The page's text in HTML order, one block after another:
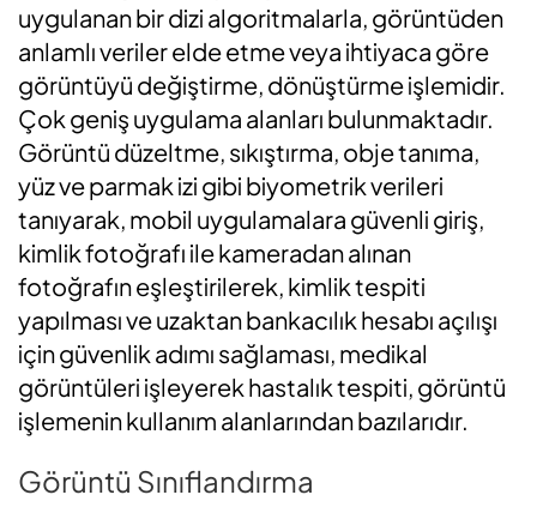
uygulanan bir dizi algoritmalarla, görüntüden
anlamlı veriler elde etme veya ihtiyaca göre
görüntüyü değiştirme, dönüştürme işlemidir.
Çok geniş uygulama alanları bulunmaktadır.
Görüntü düzeltme, sıkıştırma, obje tanıma,
yüz ve parmak izi gibi biyometrik verileri
tanıyarak, mobil uygulamalara güvenli giriş,
kimlik fotoğrafı ile kameradan alınan
fotoğrafın eşleştirilerek, kimlik tespiti
yapılması ve uzaktan bankacılık hesabı açılışı
için güvenlik adımı sağlaması, medikal
görüntüleri işleyerek hastalık tespiti, görüntü
işlemenin kullanım alanlarından bazılarıdır.
Görüntü Sınıflandırma